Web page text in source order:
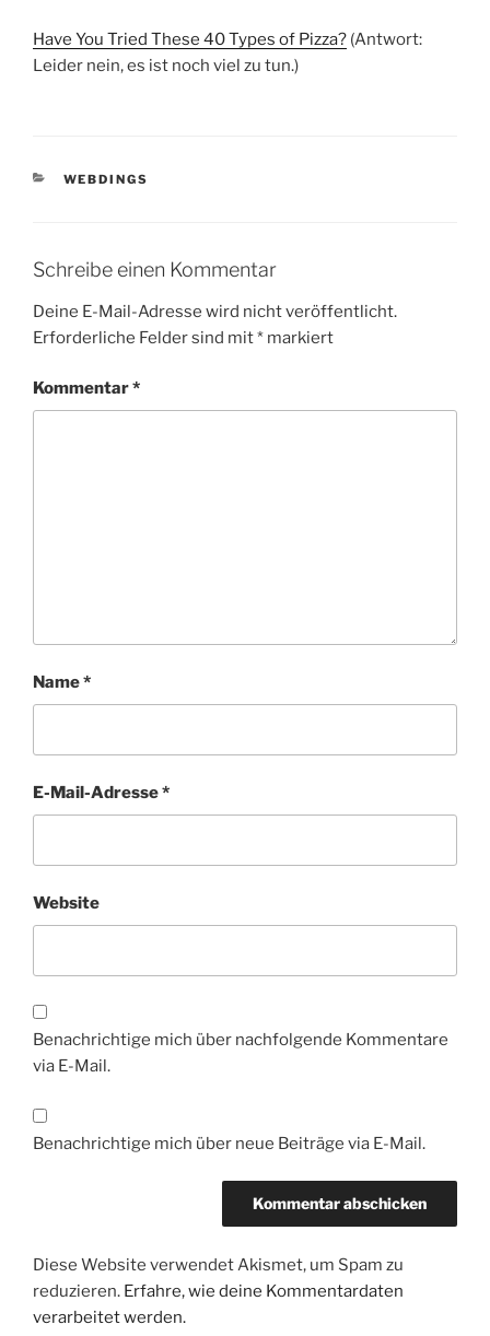
Have You Tried These 40 Types of Pizza? (Antwort:
Leider nein, es ist noch viel zu tun.)
KATEGORIEN
WEBDINGS
Schreibe einen Kommentar
Deine E-Mail-Adresse wird nicht veröffentlicht.
Erforderliche Felder sind mit* markiert
Kommentar*
Name*
E-Mail-Adresse*
Website
Benachrichtige mich über nachfolgende Kommentare
via E-Mail.
Benachrichtige mich über neue Beiträge via E-Mail.
Diese Website verwendet Akismet, um Spam zu
reduzieren. Erfahre, wie deine Kommentardaten
verarbeitet werden.